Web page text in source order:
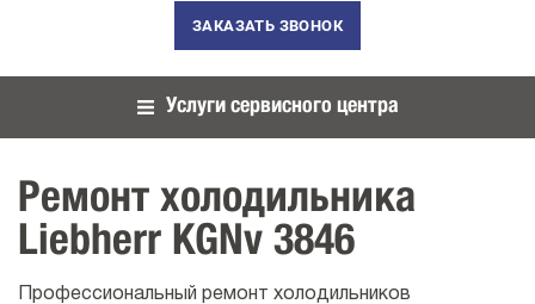
ЗАКАЗАТЬ ЗВОНОК
Услуги сервисного центра
Ремонт холодильника
Liebherr KGNv 3846
Профессиональный ремонт холодильников